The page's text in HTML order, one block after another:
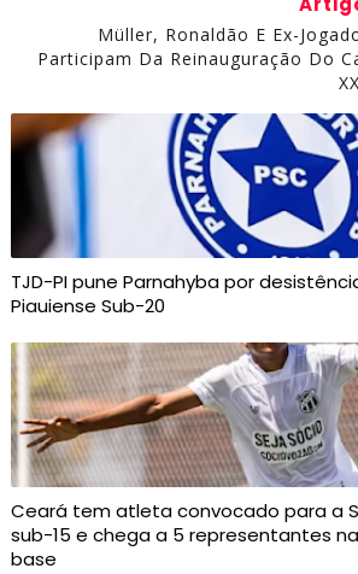
Müller, Ronaldão E Ex-
Participam Da Reinauguração Do
TJD-PI pune Parnahyba por
Piauiense Sub-20
Ceará tem atleta convocado para a
sub-15 e chega a 5 representantes
base